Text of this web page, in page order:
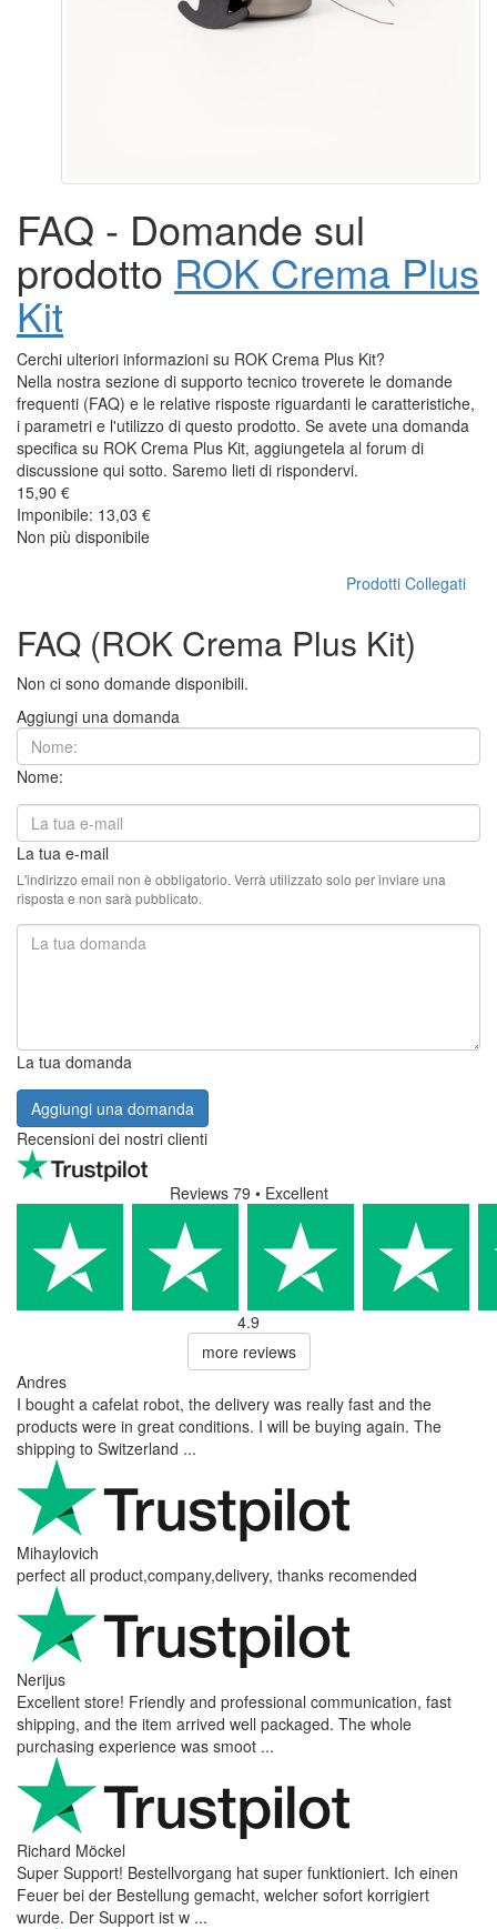
FAQ - Domande sul
prodotto ROK Crema Plus
Kit
Cerchi ulteriori informazioni su ROK Crema Plus Kit?
Nella nostra sezione di supporto tecnico troverete le domande
frequenti (FAQ) e le relative risposte riguardanti le caratteristiche,
i parametri e l'utilizzo di questo prodotto. Se avete una domanda
specifica su ROK Crema Plus Kit, aggiungetela al forum di
discussione qui sotto. Saremo lieti di rispondervi.
15,90 €
Imponibile: 13,03 €
Non più disponibile
Prodotti Collegati
FAQ (ROK Crema Plus Kit)
Non ci sono domande disponibili.
Aggiungi una domanda
Nome:
La tua e-mail
L'indirizzo email non è obbligatorio. Verrà utilizzato solo per inviare una
risposta e non sarà pubblicato.
La tua domanda
Aggiungi una domanda
Recensioni dei nostri clienti
Reviews 79 • Excellent
4.9
more reviews
Andres
I bought a cafelat robot, the delivery was really fast and the
products were in great conditions. I will be buying again. The
shipping to Switzerland ...
Mihaylovich
perfect all product,company,delivery, thanks recomended
Nerijus
Excellent store! Friendly and professional communication, fast
shipping, and the item arrived well packaged. The whole
purchasing experience was smoot ...
Richard Möckel
Super Support! Bestellvorgang hat super funktioniert. Ich einen
Feuer bei der Bestellung gemacht, welcher sofort korrigiert
wurde. Der Support ist w ...